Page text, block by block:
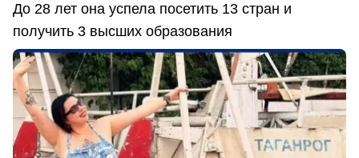
До 28 лет она успела посетить 13 стран и
получить 3 высших образования